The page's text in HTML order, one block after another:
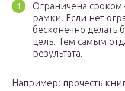
Ограничена
рамки. Если нет
бесконечно делать
цель. Тем самым
результата.
Например: прочесть